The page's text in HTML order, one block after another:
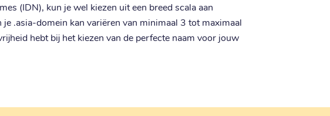
(IDN), kun je wel kiezen uit een breed scala aan
je .asia-domein kan variëren van minimaal 3 tot maximaal
hebt bij het kiezen van de perfecte naam voor jouw